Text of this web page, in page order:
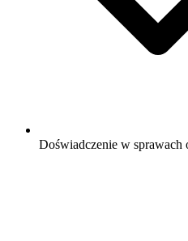
Doświadczenie w sprawach